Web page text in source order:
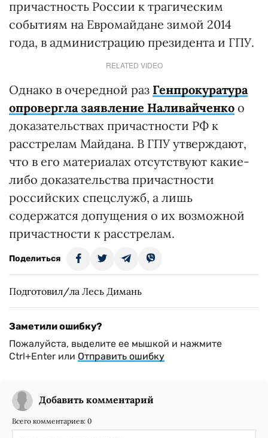
причастность России к трагическим
событиям на Евромайдане зимой 2014
года, в администрацию президента и ГПУ.
RELATED VIDEO
Однако в очередной раз Генпрокуратура
опровергла заявление Наливайченко о
доказательствах причастности РФ к
расстрелам Майдана. В ГПУ утверждают,
что в его материалах отсутствуют какие-
либо доказательства причастности
российских спецслужб, а лишь
содержатся допущения о их возможной
причастности к расстрелам.
Поделиться
Подготовил/ла Лесь Димань
Заметили ошибку?
Пожалуйста, выделите ее мышкой и нажмите
Ctrl+Enter или Отправить ошибку
Добавить комментарий
Всего комментариев: 0